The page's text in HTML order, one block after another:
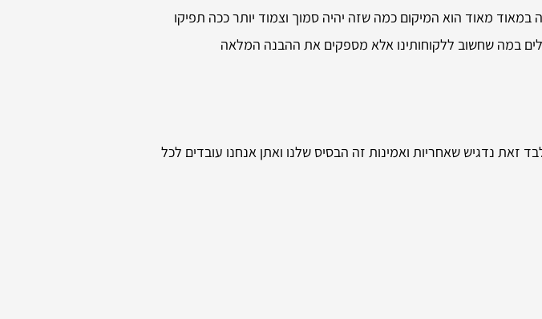
מאוד הוא המיקום כמה שזה יהיה סמוך וצמוד יותר ככה תפיקו
במה שחשוב ללקוחותינו אלא מספקים את ההבנה המלאה
נדגיש שאחריות ואמינות זה הבסיס שלנו ואתן אנחנו עובדים לכל